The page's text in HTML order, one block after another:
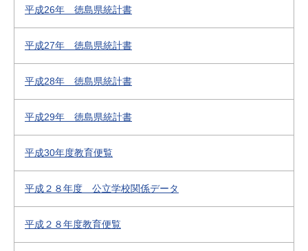
平成26年 徳島県統計書
平成27年 徳島県統計書
平成28年 徳島県統計書
平成29年 徳島県統計書
平成30年度教育便覧
平成２８年度 公立学校関係データ
平成２８年度教育便覧